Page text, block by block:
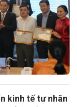
kinh tế tư nhân